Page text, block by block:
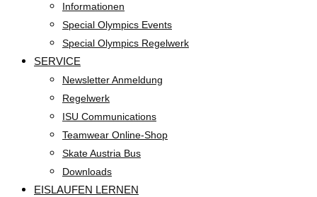
Informationen
Special Olympics Events
Special Olympics Regelwerk
SERVICE
Newsletter Anmeldung
Regelwerk
ISU Communications
Teamwear Online-Shop
Skate Austria Bus
Downloads
EISLAUFEN LERNEN